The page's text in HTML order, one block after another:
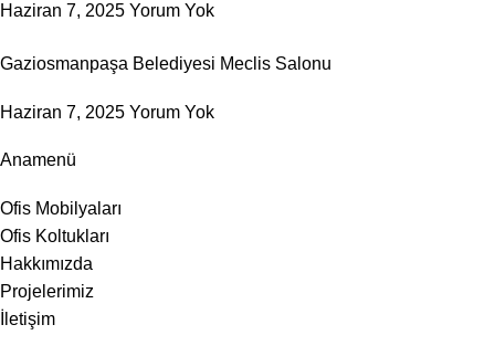
Haziran 7, 2025 Yorum Yok
Gaziosmanpaşa Belediyesi Meclis Salonu
Haziran 7, 2025 Yorum Yok
Anamenü
Ofis Mobilyaları
Ofis Koltukları
Hakkımızda
Projelerimiz
İletişim